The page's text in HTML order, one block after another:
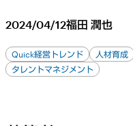
2024/04/12福田 潤也
Quick経営トレンド 人材育成
タレントマネジメント